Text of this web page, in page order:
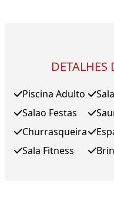
Piscina Adulto
Salao Festas
Churrasqueira
Sala Fitness